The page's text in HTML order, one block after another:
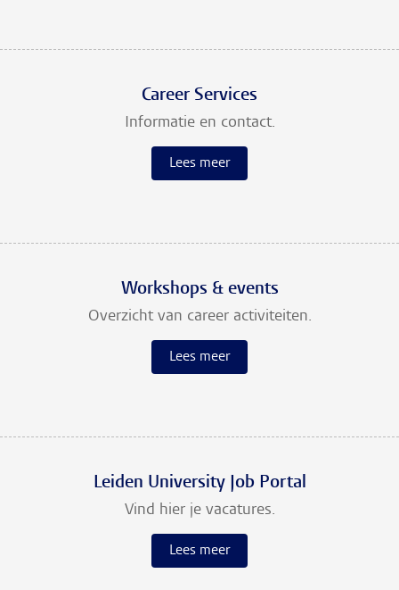
Career Services
Informatie en contact.
Lees meer
Workshops & events
Overzicht van career activiteiten.
Lees meer
Leiden University Job Portal
Vind hier je vacatures.
Lees meer